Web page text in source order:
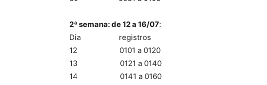
2ª semana: de 12 a 16/07:
Dia registros
12 0101 a 0120
13 0121 a 0140
14 0141 a 0160